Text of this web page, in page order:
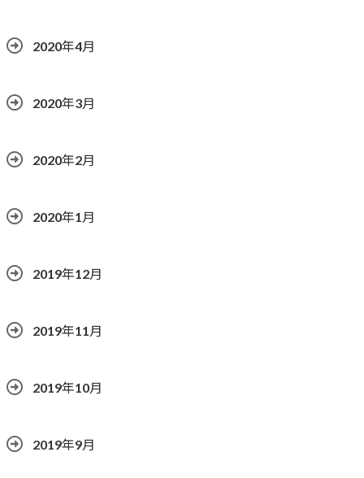
2020年4月
2020年3月
2020年2月
2020年1月
2019年12月
2019年11月
2019年10月
2019年9月